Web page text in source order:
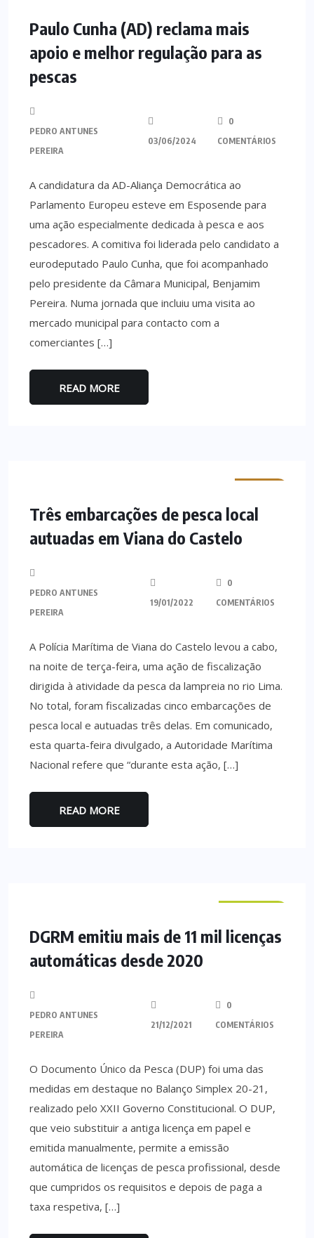
Paulo Cunha (AD) reclama mais
apoio e melhor regulação para as
pescas
PEDRO ANTUNES
PEREIRA
03/06/2024
0
COMENTÁRIOS
A candidatura da AD-Aliança Democrática ao
Parlamento Europeu esteve em Esposende para
uma ação especialmente dedicada à pesca e aos
pescadores. A comitiva foi liderada pelo candidato a
eurodeputado Paulo Cunha, que foi acompanhado
pelo presidente da Câmara Municipal, Benjamim
Pereira. Numa jornada que incluiu uma visita ao
mercado municipal para contacto com a
comerciantes […]
READ MORE
Três embarcações de pesca local
autuadas em Viana do Castelo
PEDRO ANTUNES
PEREIRA
19/01/2022
0
COMENTÁRIOS
A Polícia Marítima de Viana do Castelo levou a cabo,
na noite de terça-feira, uma ação de fiscalização
dirigida à atividade da pesca da lampreia no rio Lima.
No total, foram fiscalizadas cinco embarcações de
pesca local e autuadas três delas. Em comunicado,
esta quarta-feira divulgado, a Autoridade Marítima
Nacional refere que “durante esta ação, […]
READ MORE
DGRM emitiu mais de 11 mil licenças
automáticas desde 2020
PEDRO ANTUNES
PEREIRA
21/12/2021
0
COMENTÁRIOS
O Documento Único da Pesca (DUP) foi uma das
medidas em destaque no Balanço Simplex 20-21,
realizado pelo XXII Governo Constitucional. O DUP,
que veio substituir a antiga licença em papel e
emitida manualmente, permite a emissão
automática de licenças de pesca profissional, desde
que cumpridos os requisitos e depois de paga a
taxa respetiva, […]